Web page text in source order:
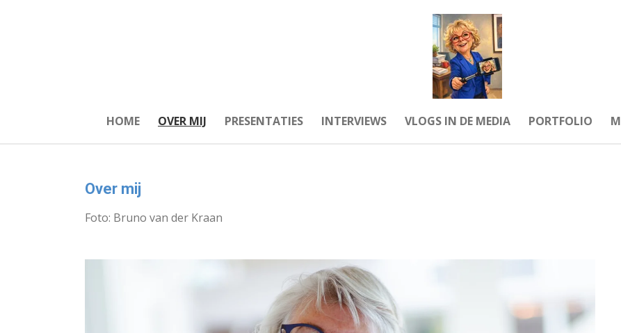
HOME OVER MIJ PRESENTATIES INTERVIEWS VLOGS IN DE MEDIA PORTFOLIO
Over mij
Foto: Bruno van der Kraan